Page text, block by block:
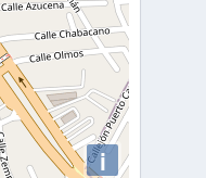
i